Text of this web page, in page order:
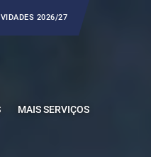
2026/27
MAIS SERVIÇOS